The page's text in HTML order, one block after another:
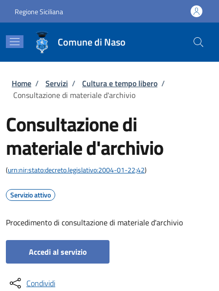
Regione Siciliana
Comune di Naso
Briciole di pane
Home / Servizi / Cultura e tempo libero /
Consultazione di materiale d'archivio
Consultazione di
materiale d'archivio
(urn:nir:stato:decreto.legislativo:2004-01-22;42)
Servizio attivo
Procedimento di consultazione di materiale d'archivio
Accedi al servizio
Condividi